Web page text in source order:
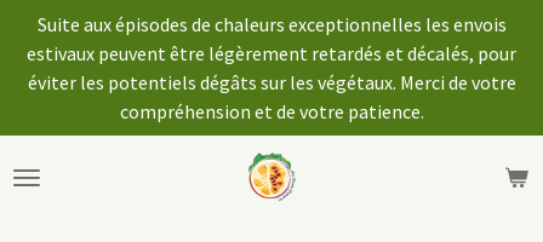
Passer
au
contenu
Suite aux épisodes de chaleurs exceptionnelles les envois
estivaux peuvent être légèrement retardés et décalés, pour
éviter les potentiels dégâts sur les végétaux. Merci de votre
compréhension et de votre patience.